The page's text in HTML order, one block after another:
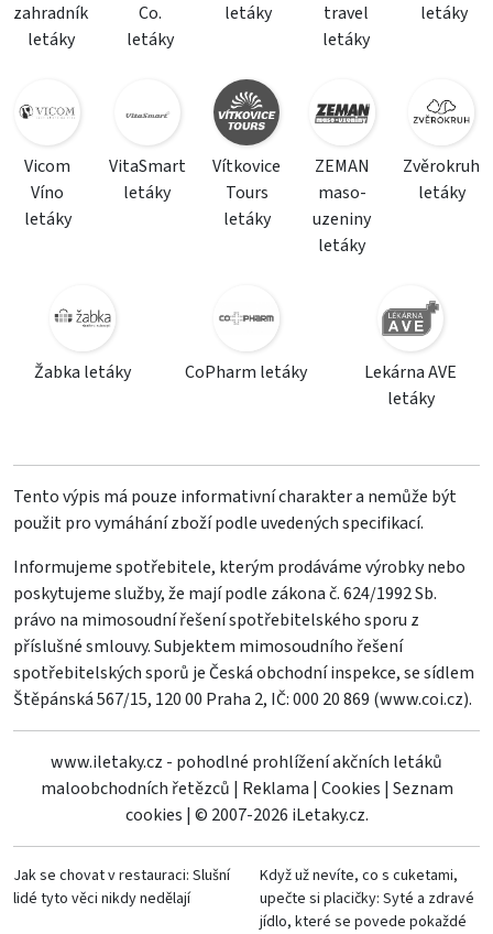
zahradník
letáky
Co.
letáky
letáky
travel
letáky
letáky
Vicom
Víno
letáky
VitaSmart
letáky
Vítkovice
Tours
letáky
ZEMAN
maso-
uzeniny
letáky
Zvěrokruh
letáky
Žabka letáky CoPharm letáky
Lekárna AVE
letáky
Tento výpis má pouze informativní charakter a nemůže být
použit pro vymáhání zboží podle uvedených specifikací.
Informujeme spotřebitele, kterým prodáváme výrobky nebo
poskytujeme služby, že mají podle zákona č. 624/1992 Sb.
právo na mimosoudní řešení spotřebitelského sporu z
příslušné smlouvy. Subjektem mimosoudního řešení
spotřebitelských sporů je Česká obchodní inspekce, se sídlem
Štěpánská 567/15, 120 00 Praha 2, IČ: 000 20 869 (www.coi.cz).
www.iletaky.cz - pohodlné prohlížení akčních letáků
maloobchodních řetězců | Reklama | Cookies | Seznam
cookies | © 2007-2026 iLetaky.cz.
Jak se chovat v restauraci: Slušní
lidé tyto věci nikdy nedělají
Když už nevíte, co s cuketami,
upečte si placičky: Syté a zdravé
jídlo, které se povede pokaždé